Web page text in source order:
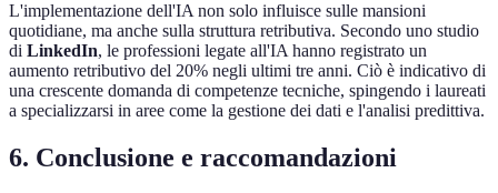
L'implementazione dell'IA non solo influisce sulle mansioni
quotidiane, ma anche sulla struttura retributiva. Secondo uno studio
di LinkedIn, le professioni legate all'IA hanno registrato un
aumento retributivo del 20% negli ultimi tre anni. Ciò è indicativo di
una crescente domanda di competenze tecniche, spingendo i laureati
a specializzarsi in aree come la gestione dei dati e l'analisi predittiva.
6. Conclusione e raccomandazioni